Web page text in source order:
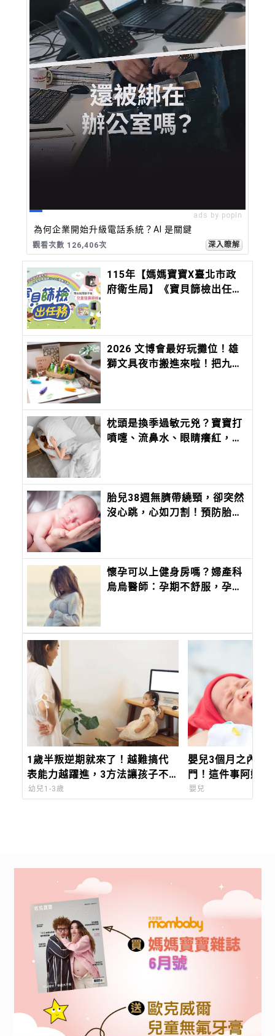
ads by popIn
為何企業開始升級電話系統？AI 是關鍵
觀看次數 126,410次 深入瞭解
115年【媽媽寶寶X臺北市政
府衛生局】《寶貝篩檢出任
2026 文博會最好玩攤位！雄
獅文具夜市搬進來啦！把九層
枕頭是換季過敏元兇？寶寶打
噴嚏、流鼻水、眼睛癢紅，忽
胎兒38週無臍帶繞頸，卻突然
沒心跳，心如刀割！預防胎死
懷孕可以上健身房嗎？婦產科
烏烏醫師：孕期不舒服，孕動
1歲半叛逆期就來了！越難搞代
表能力越躍進，3方法讓孩子不
生氣，別在哭鬧時說教
幼兒1-3歲
嬰兒3個月之內儘
門！這件事阿嬤終
嬰兒